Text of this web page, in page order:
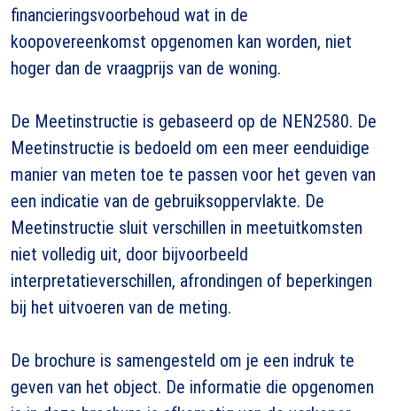
financieringsvoorbehoud wat in de
koopovereenkomst opgenomen kan worden, niet
hoger dan de vraagprijs van de woning.
De Meetinstructie is gebaseerd op de NEN2580. De
Meetinstructie is bedoeld om een meer eenduidige
manier van meten toe te passen voor het geven van
een indicatie van de gebruiksoppervlakte. De
Meetinstructie sluit verschillen in meetuitkomsten
niet volledig uit, door bijvoorbeeld
interpretatieverschillen, afrondingen of beperkingen
bij het uitvoeren van de meting.
De brochure is samengesteld om je een indruk te
geven van het object. De informatie die opgenomen